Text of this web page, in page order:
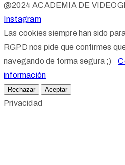
@2024 ACADEMIA DE
Instagram
Las cookies siempre han sido
RGPD nos pide que confirmes
navegando de forma segura ;)
información
Rechazar Aceptar
Privacidad